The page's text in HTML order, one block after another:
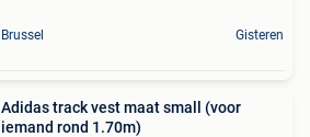
Brussel Gisteren
Adidas track vest maat small (voor
iemand rond 1.70m)